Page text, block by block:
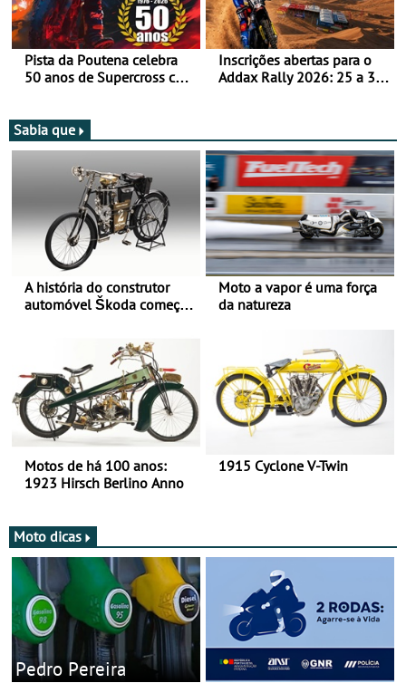
Pista da Poutena celebra
50 anos de Supercross com
Inscrições abertas para o
Addax Rally 2026: 25 a 30
Sabia que
A história do construtor
automóvel Škoda começou
Moto a vapor é uma força
da natureza
Motos de há 100 anos:
1923 Hirsch Berlino Anno
1915 Cyclone V-Twin
Moto dicas
Pedro Pereira